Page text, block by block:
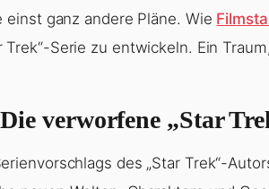
ganz andere Pläne. Wie
Trek“-Serie zu entwickeln. Ein
verworfene „Star
des „Star Trek“-